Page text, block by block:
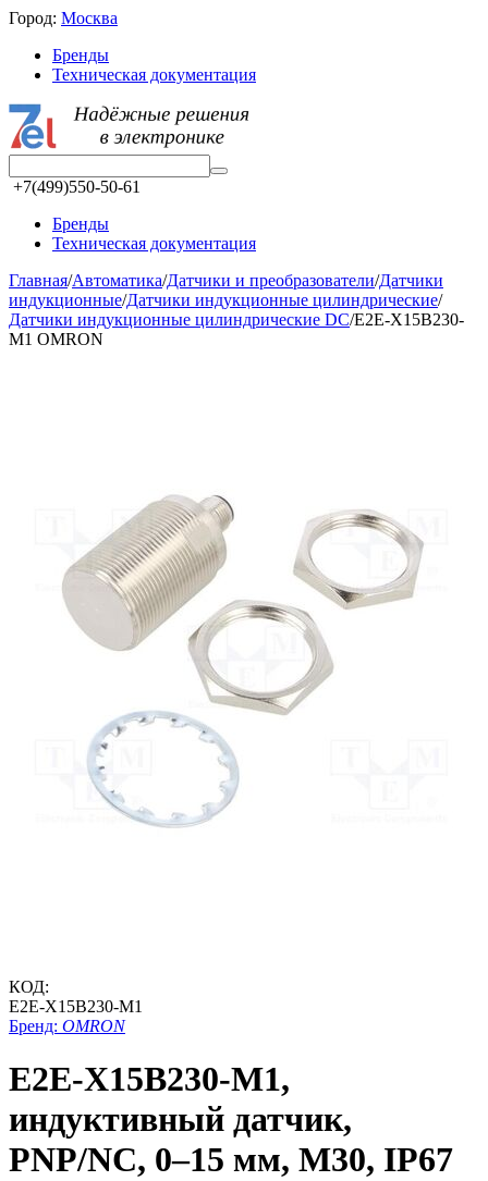
Город: Москва
Бренды
Техническая документация
+7(499)550-50-61
Бренды
Техническая документация
Главная/Автоматика/Датчики и преобразователи/Датчики
индукционные/Датчики индукционные цилиндрические/
Датчики индукционные цилиндрические DC/E2E-X15B230-
M1 OMRON
КОД:
E2E-X15B230-M1
Бренд: OMRON
E2E-X15B230-M1,
индуктивный датчик,
PNP/NC, 0–15 мм, М30, IP67